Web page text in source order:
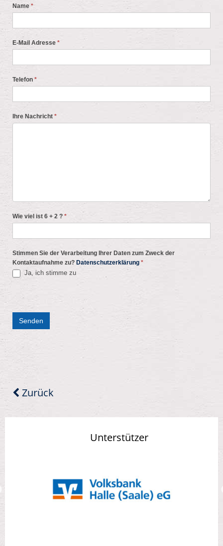
Name *
E-Mail Adresse *
Telefon *
Ihre Nachricht *
Wie viel ist 6 + 2 ? *
Stimmen Sie der Verarbeitung Ihrer Daten zum Zweck der
Kontaktaufnahme zu? Datenschutzerklärung *
Ja, ich stimme zu
Senden
Zurück
Unterstützer